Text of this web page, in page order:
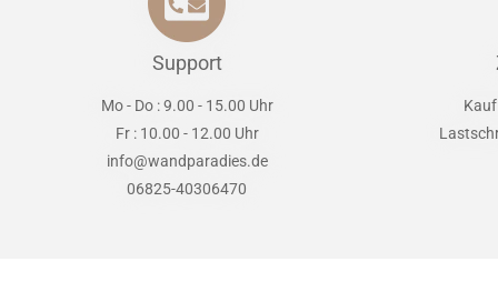
Support
Mo - Do : 9.00 - 15.00 Uhr
Fr : 10.00 - 12.00 Uhr
info@wandparadies.de
06825-40306470